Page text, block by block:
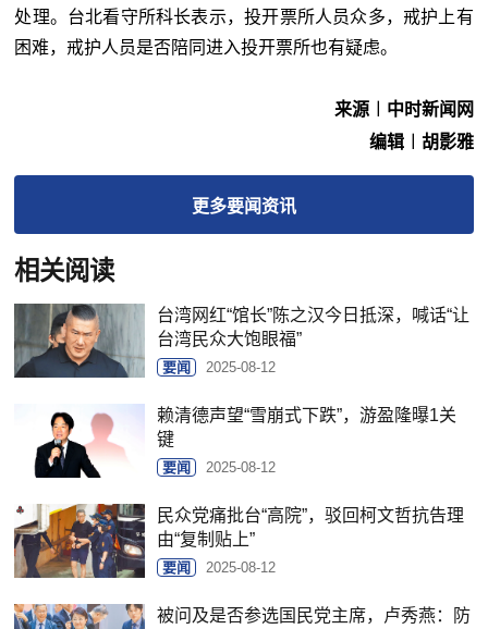
处理。台北看守所科长表示，投开票所人员众多，戒护上有
困难，戒护人员是否陪同进入投开票所也有疑虑。
来源︱中时新闻网
编辑︱胡影雅
更多要闻资讯
相关阅读
台湾网红“馆长”陈之汉今日抵深，喊话“让
台湾民众大饱眼福”
要闻 2025-08-12
赖清德声望“雪崩式下跌”，游盈隆曝1关
键
要闻 2025-08-12
民众党痛批台“高院”，驳回柯文哲抗告理
由“复制贴上”
要闻 2025-08-12
被问及是否参选国民党主席，卢秀燕：防